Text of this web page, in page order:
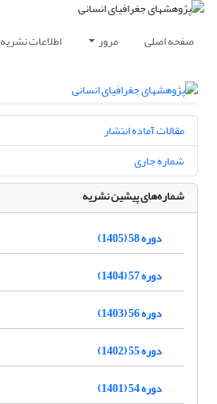
صفحه اصلی مرور اطلاعات نشریه
مقالات آماده انتشار
شماره جاری
شماره‌های پیشین نشریه
دوره 58 (1405)
دوره 57 (1404)
دوره 56 (1403)
دوره 55 (1402)
دوره 54 (1401)